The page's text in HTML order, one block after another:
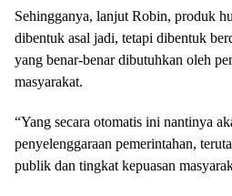
Sehingganya, lanjut Robin, produk
dibentuk asal jadi, tetapi dibentuk
yang benar-benar dibutuhkan oleh
masyarakat.
“Yang secara otomatis ini nantinya
penyelenggaraan pemerintahan,
publik dan tingkat kepuasan